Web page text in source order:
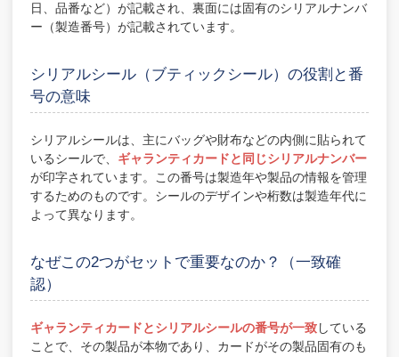
日、品番など）が記載され、裏面には固有のシリアルナンバ
ー（製造番号）が記載されています。
シリアルシール（ブティックシール）の役割と番
号の意味
シリアルシールは、主にバッグや財布などの内側に貼られて
いるシールで、 ギャランティカードと同じシリアルナンバー
が印字されています。この番号は製造年や製品の情報を管理
するためのものです。シールのデザインや桁数は製造年代に
よって異なります。
なぜこの2つがセットで重要なのか？（一致確
認）
ギャランティカードとシリアルシールの番号が一致している
ことで、その製品が本物であり、カードがその製品固有のも